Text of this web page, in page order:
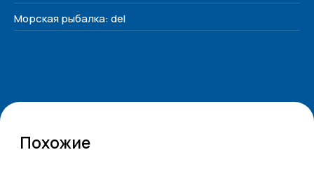
Морская рыбалка: del